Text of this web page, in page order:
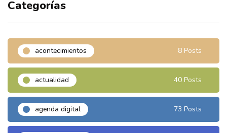
Categorías
acontecimientos 8 Posts
actualidad 40 Posts
agenda digital 73 Posts